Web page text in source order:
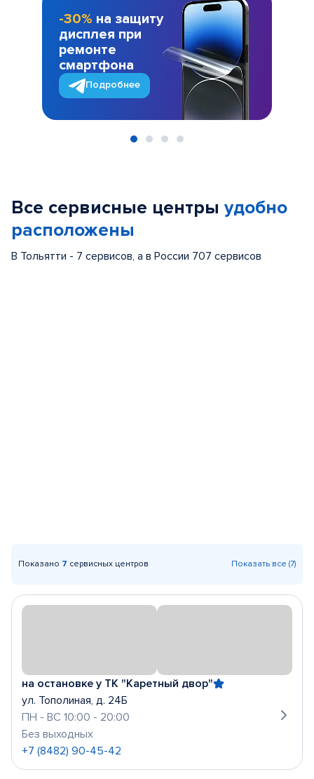
-30% на защиту
дисплея при
ремонте
смартфона
Подробнее
Все сервисные центры удобно
расположены
В Тольятти - 7 сервисов, а в России 707 сервисов
Показано 7 сервисных центров Показать все (7)
на остановке у ТК "Каретный двор"
ул. Тополиная, д. 24Б
ПН - ВС 10:00 - 20:00
Без выходных
+7 (8482) 90-45-42